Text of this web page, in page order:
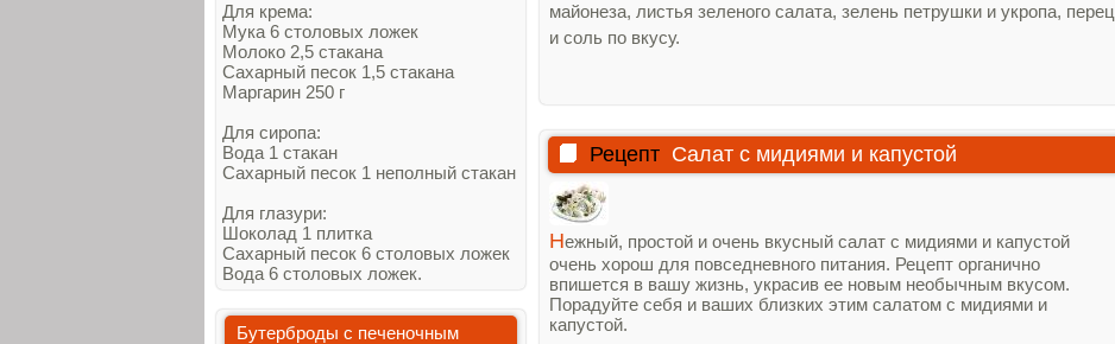
майонеза, листья зеленого салата, зелень петрушки и укропа, перец
и соль по вкусу.
Рецепт Салат с мидиями и капустой
Нежный, простой и очень вкусный салат с мидиями и капустой
очень хорош для повседневного питания. Рецепт органично
впишется в вашу жизнь, украсив ее новым необычным вкусом.
Порадуйте себя и ваших близких этим салатом с мидиями и
капустой.
Для крема:
Мука 6 столовых ложек
Молоко 2,5 стакана
Сахарный песок 1,5 стакана
Маргарин 250 г
Для сиропа:
Вода 1 стакан
Сахарный песок 1 неполный стакан
Для глазури:
Шоколад 1 плитка
Сахарный песок 6 столовых ложек
Вода 6 столовых ложек.
Бутерброды с печеночным